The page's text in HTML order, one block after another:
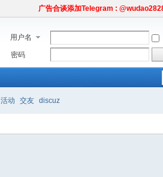
广告合谈添加Telegram :
用户名
密码
活动 交友 discuz